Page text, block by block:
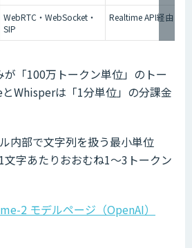
WebRTC・WebSocket・
SIP
Realtime API経由
「100万トークン単位」のトー
Whisperは「1分単位」の分課金
内部で文字列を扱う最小単位
文字あたりおおむね1〜3トークン
2 モデルページ（OpenAI）